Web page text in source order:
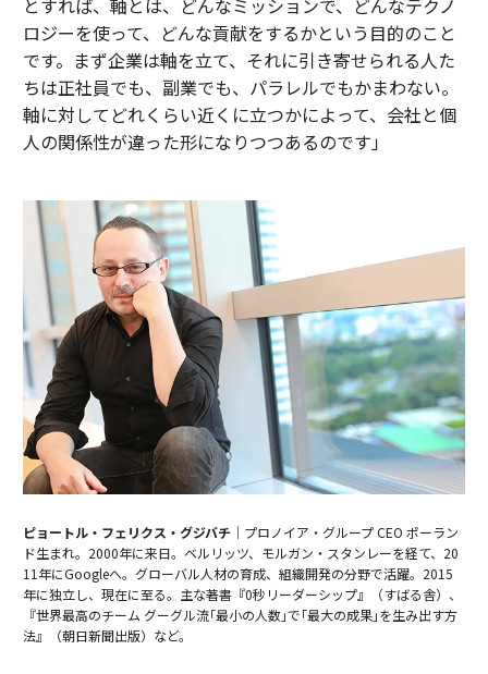
ロジーを使って、どんな貢献をするかという目的のこと
です。まず企業は軸を立て、それに引き寄せられる人た
ちは正社員でも、副業でも、パラレルでもかまわない。
軸に対してどれくらい近くに立つかによって、会社と個
人の関係性が違った形になりつつあるのです」
ピョートル・フェリクス・グジバチ｜プロノイア・グループ CEO ポーラン
ド生まれ。2000年に来日。ベルリッツ、モルガン・スタンレーを経て、20
11年にGoogleへ。グローバル人材の育成、組織開発の分野で活躍。2015
年に独立し、現在に至る。主な著書『0秒リーダーシップ』（すばる舎）、
『世界最高のチーム グーグル流｢最小の人数｣で｢最大の成果｣を生み出す方
法』（朝日新聞出版）など。